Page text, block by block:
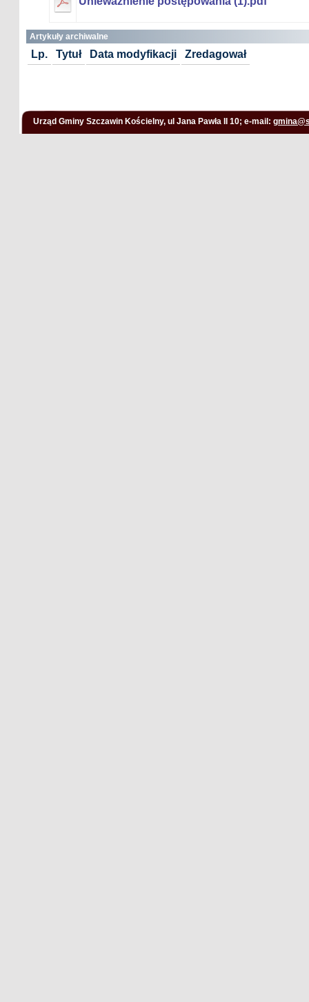
Artykuły archiwalne
Lp. Tytuł Data modyfikacji Zredagował
Urząd Gminy Szczawin Kościelny, ul Jana Pawła II 10; e-mail: